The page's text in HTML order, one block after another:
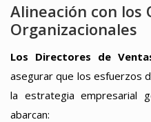
Alineación con los
Organizacionales
Los Directores de
asegurar que los esfuerzos
la estrategia empresarial
abarcan: